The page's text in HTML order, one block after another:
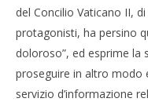
del Concilio Vaticano II,
protagonisti, ha persino
doloroso”, ed esprime la
proseguire in altro modo
servizio d’informazione